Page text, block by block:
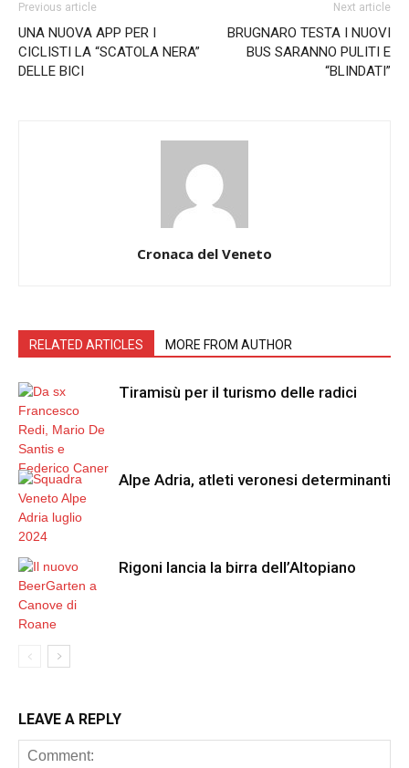
Previous article
UNA NUOVA APP PER I
CICLISTI LA “SCATOLA NERA”
DELLE BICI
Next article
BRUGNARO TESTA I NUOVI
BUS SARANNO PULITI E
“BLINDATI”
Cronaca del Veneto
RELATED ARTICLES MORE FROM AUTHOR
Tiramisù per il turismo delle radici
Alpe Adria, atleti veronesi determinanti
Rigoni lancia la birra dell’Altopiano
LEAVE A REPLY